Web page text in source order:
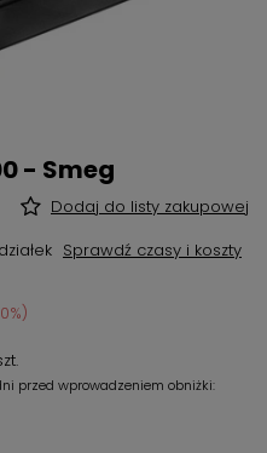
- Smeg
Dodaj do listy zakupowej
Sprawdź czasy i koszty
%)
przed wprowadzeniem obniżki: